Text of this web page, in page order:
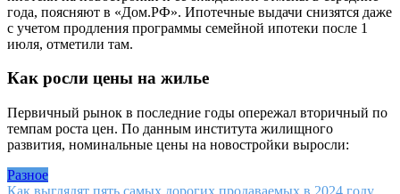
года, поясняют в «Дом.РФ». Ипотечные выдачи снизятся даже
с учетом продления программы семейной ипотеки после 1
июля, отметили там.
Как росли цены на жилье
Первичный рынок в последние годы опережал вторичный по
темпам роста цен. По данным института жилищного
развития, номинальные цены на новостройки выросли:
Разное
Как выглядят пять самых дорогих продаваемых в 2024 году